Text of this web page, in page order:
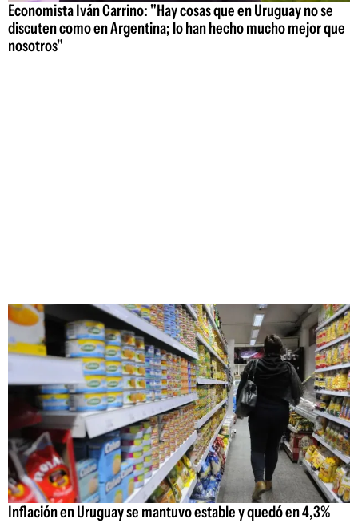
Economista Iván Carrino: "Hay cosas que en Uruguay no se
discuten como en Argentina; lo han hecho mucho mejor que
nosotros"
Inflación en Uruguay se mantuvo estable y quedó en 4,3%